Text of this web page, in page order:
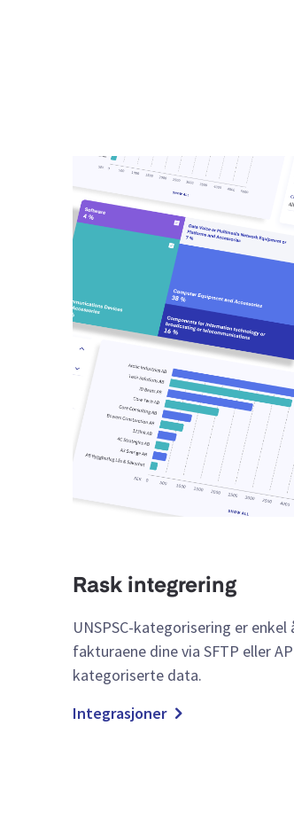
Rask integrering
UNSPSC-kategorisering er
fakturaene dine via SFTP eller
kategoriserte data.
Integrasjoner